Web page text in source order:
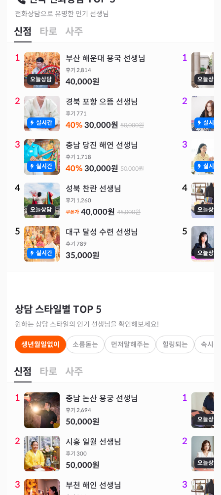
전화상담으로 유명한 인기 선생님
신점 타로 사주
1
오늘상담
부산 해운대 용국 선생님
후기 2,814
40,000원
2
실시간
경북 포항 으뜸 선생님
후기 771
40%30,000원 50,000원
3
실시간
충남 당진 해연 선생님
후기 1,718
40%30,000원 50,000원
4
오늘상담
성북 찬란 선생님
후기 1,260
쿠폰가 40,000원 45,000원
5
실시간
대구 달성 수련 선생님
후기 789
35,000원
1
오늘상담
2
실시간
3
실시간
4
오늘상담
5
오늘상담
상담 스타일별 TOP 5
원하는 상담 스타일의 인기 선생님을 확인해보세요!
생년월일없이 소름돋는 먼저말해주는 힐링되는 속시
신점 타로 사주
1 충남 논산 용궁 선생님
후기 2,694
50,000원
2 시흥 일월 선생님
후기 300
50,000원
3 부천 해인 선생님
1
오늘상담
2
오늘상담
3